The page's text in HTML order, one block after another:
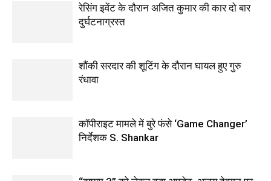
रेसिंग इवेंट के दौरान अजित कुमार की कार दो बार
दुर्घटनाग्रस्त
शौंकी सरदार की शूटिंग के दौरान घायल हुए गुरु
रंधावा
कॉपीराइट मामले में बुरे फंसे ‘Game Changer’
निर्देशक S. Shankar